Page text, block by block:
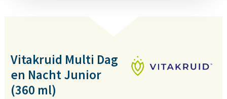
Vitakruid Multi Dag
en Nacht Junior
(360 ml)